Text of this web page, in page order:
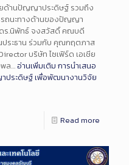
านปัญญาประดิษฐ์ รวมถึง
รถนะทางด้านของปัญญา
ร.นิพัทธ์ จงสวัสดิ์ คณบดี
ประธาน ร่วมกับ คุณกฤตภาส
บริษัท ไซเฟิร์ด เอเชีย
ล…อ่านเพิ่มเติม การนำเสนอ
ระดิษฐ์ เพื่อพัฒนางานวิจัย
Read more